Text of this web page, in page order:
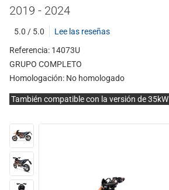
2019 - 2024
5.0 / 5.0
Lee las reseñas
Referencia: 14073U
GRUPO COMPLETO
Homologación: No homologado
También compatible con la versión de 35kW